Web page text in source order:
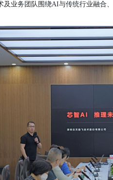
及业务团队围绕AI与传统行业融合